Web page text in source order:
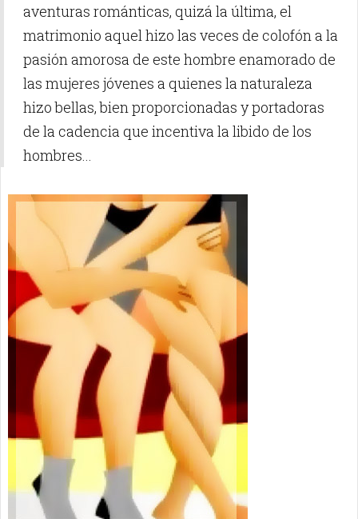
aventuras románticas, quizá la última, el
matrimonio aquel hizo las veces de colofón a la
pasión amorosa de este hombre enamorado de
las mujeres jóvenes a quienes la naturaleza
hizo bellas, bien proporcionadas y portadoras
de la cadencia que incentiva la libido de los
hombres...